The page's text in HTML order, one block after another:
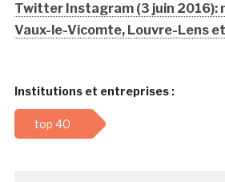
Twitter Instagram (3 juin 2016):
Vaux-le-Vicomte, Louvre-Lens
Institutions et entreprises :
top 40